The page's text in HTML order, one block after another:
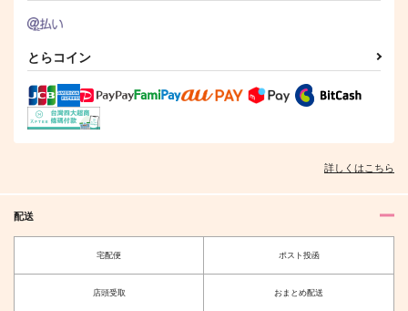
トレイ・クローバーと
とらコイン
詳しくはこちら
配送
宅配便 ポスト投函
店頭受取 おまとめ配送